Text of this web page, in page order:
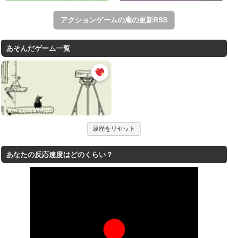
アクションゲームの庵の更新RSS
あそんだゲーム一覧
履歴をリセット
あなたの反応速度はどのくらい？